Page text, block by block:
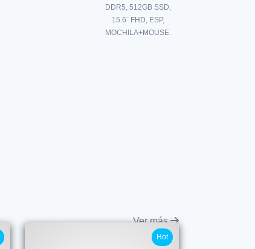
DDR5, 512GB SSD,
15.6¨ FHD, ESP,
MOCHILA+MOUSE.
Ver más
Hot